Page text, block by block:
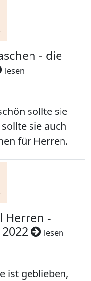
- die
lesen
sollte sie
sie auch
für Herren.
Herren -
lesen
ist geblieben,